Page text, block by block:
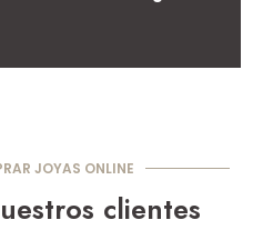
JOYAS ONLINE
clientes